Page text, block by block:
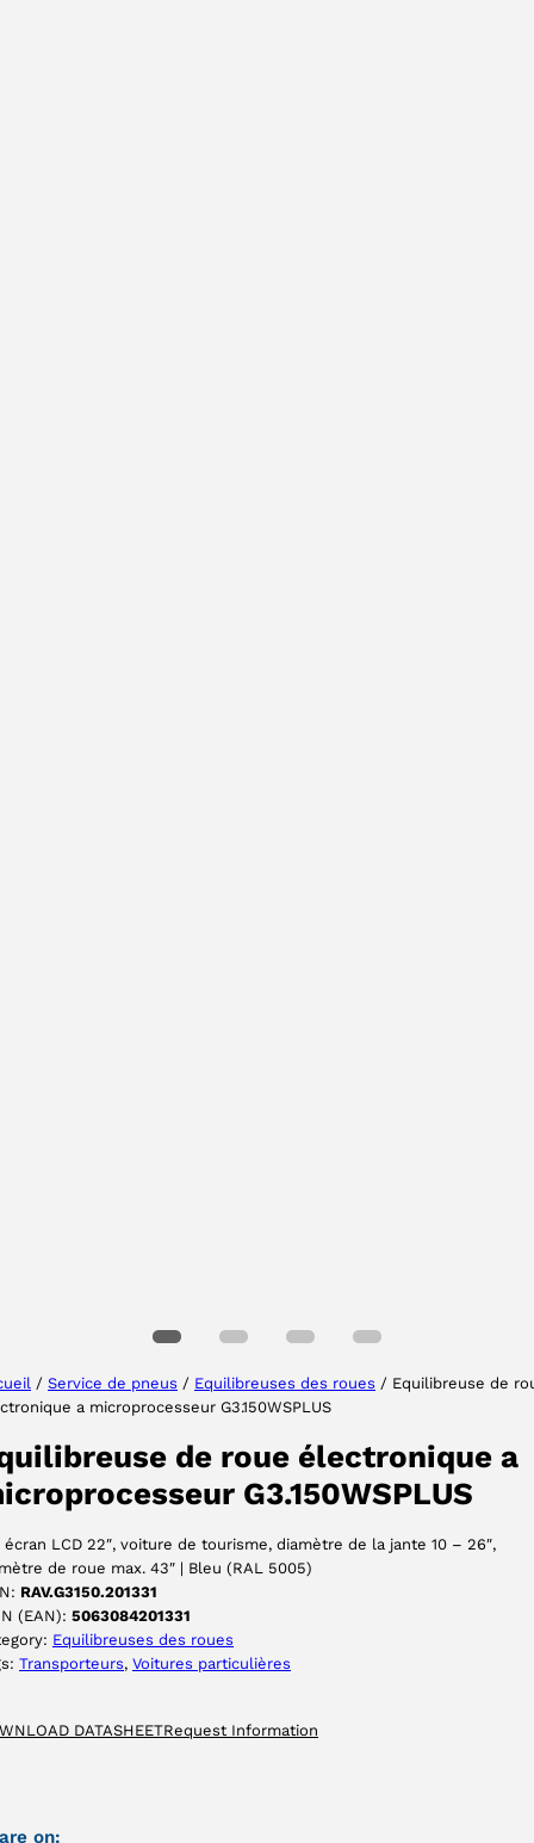
/ Service de pneus / Equilibreuses des roues / Equilibreuse de
a microprocesseur G3.150WSPLUS
de roue électronique a
G3.150WSPLUS
écran LCD 22″, voiture de tourisme, diamètre de la jante 10 – 26″,
de roue max. 43″ | Bleu (RAL 5005)
RAV.G3150.201331
(EAN): 5063084201331
Equilibreuses des roues
Transporteurs, Voitures particulières
DATASHEETRequest Information
on:
ACCEPTER